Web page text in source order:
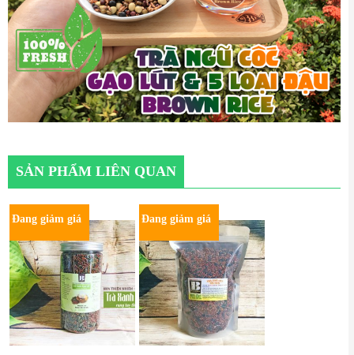
SẢN PHẨM LIÊN QUAN
Đang giảm giá Đang giảm giá